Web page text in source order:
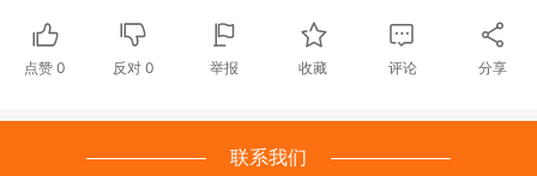
点赞 0 反对0 举报 收藏 评论 分享
联系我们